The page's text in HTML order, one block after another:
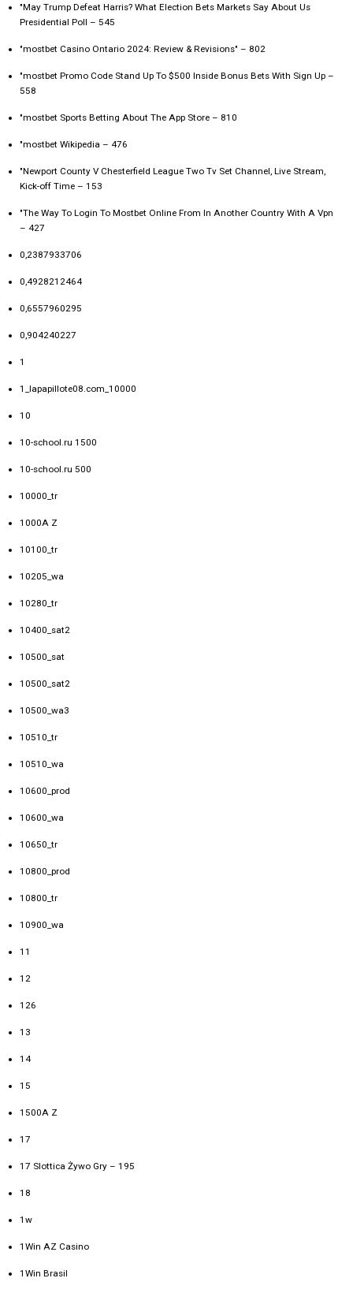
"May Trump Defeat Harris? What Election Bets Markets Say About Us
Presidential Poll – 545
"mostbet Casino Ontario 2024: Review & Revisions" – 802
"mostbet Promo Code Stand Up To $500 Inside Bonus Bets With Sign Up –
558
"‎mostbet Sports Betting About The App Store – 810
"mostbet Wikipedia – 476
"Newport County V Chesterfield League Two Tv Set Channel, Live Stream,
Kick-off Time – 153
"The Way To Login To Mostbet Online From In Another Country With A Vpn
– 427
0,2387933706
0,4928212464
0,6557960295
0,904240227
1
1_lapapillote08.com_10000
10
10-school.ru 1500
10-school.ru 500
10000_tr
1000A Z
10100_tr
10205_wa
10280_tr
10400_sat2
10500_sat
10500_sat2
10500_wa3
10510_tr
10510_wa
10600_prod
10600_wa
10650_tr
10800_prod
10800_tr
10900_wa
11
12
126
13
14
15
1500A Z
17
17 Slottica Żywo Gry – 195
18
1w
1Win AZ Casino
1Win Brasil